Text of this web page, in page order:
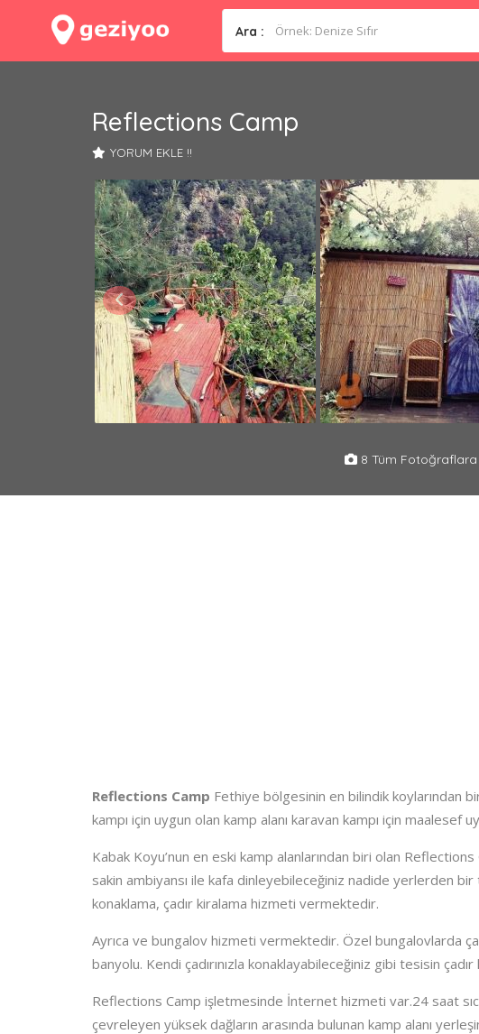
Ara :
Reflections Camp
YORUM EKLE !!
8 Tüm Fotoğraflara
Reflections Camp Fethiye bölgesinin en bilindik koylarından
kampı için uygun olan kamp alanı karavan kampı için maalesef
Kabak Koyu’nun en eski kamp alanlarından biri olan
sakin ambiyansı ile kafa dinleyebileceğiniz nadide yerlerden bir
konaklama, çadır kiralama hizmeti vermektedir.
Ayrıca ve bungalov hizmeti vermektedir. Özel bungalovlarda
banyolu. Kendi çadırınızla konaklayabileceğiniz gibi tesisin
Reflections Camp işletmesinde İnternet hizmeti var.24 saat
çevreleyen yüksek dağların arasında bulunan kamp alanı